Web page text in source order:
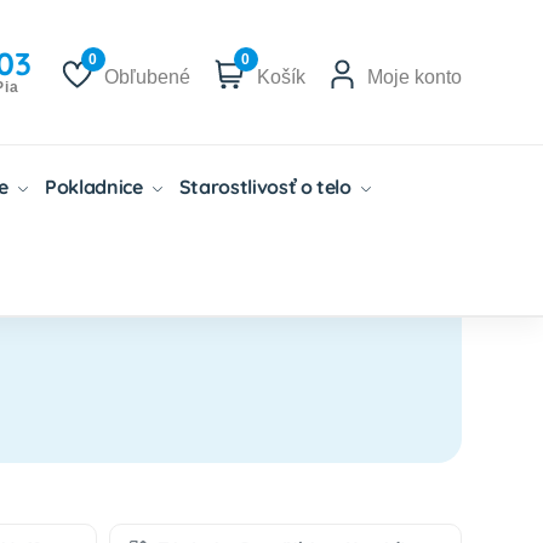
0
Obľubené
0
Košík Moje konto
Pokladnice Starostlivosť o telo